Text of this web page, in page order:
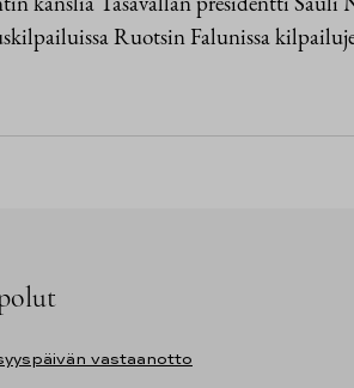
Ruotsin Falunissa
vastaanotto